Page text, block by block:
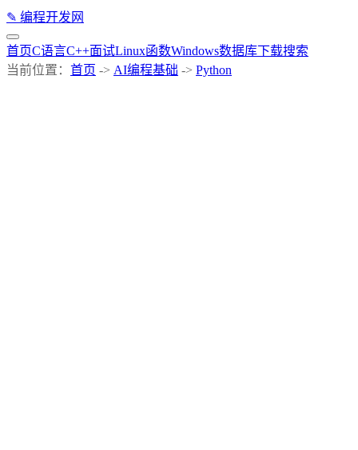
✎ 编程开发网
首页C语言C++面试Linux函数Windows数据库下载搜索
当前位置： 首页 -> AI编程基础 -> Python